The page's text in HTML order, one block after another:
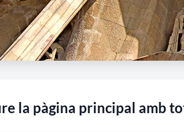
la pàgina principal amb